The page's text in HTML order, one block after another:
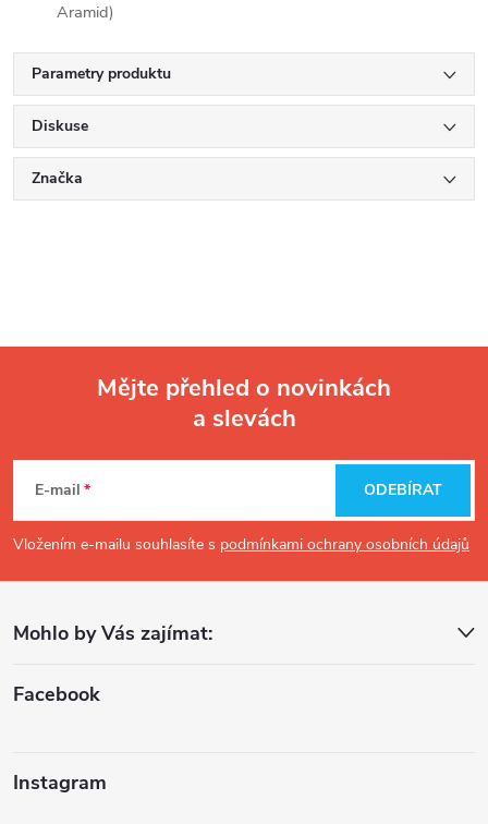
Aramid)
Parametry produktu
Diskuse
Značka
p
a
Mějte přehled o novinkách
a slevách
E-mail
Vložením e-mailu souhlasíte s podmínkami ochrany osobních údajů
ODEBÍRAT
Mohlo by Vás zajímat:
Facebook
Instagram